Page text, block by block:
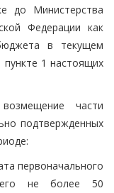
до Министерства
Федерации как
в текущем
1 настоящих
части
подтвержденных
первоначального
не более 50